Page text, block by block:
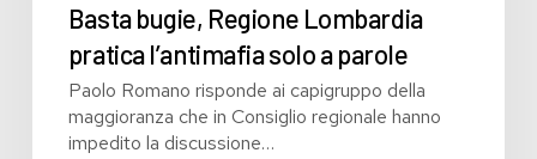
Basta bugie, Regione Lombardia
pratica l’antimafia solo a parole
Paolo Romano risponde ai capigruppo della
maggioranza che in Consiglio regionale hanno
impedito la discussione…